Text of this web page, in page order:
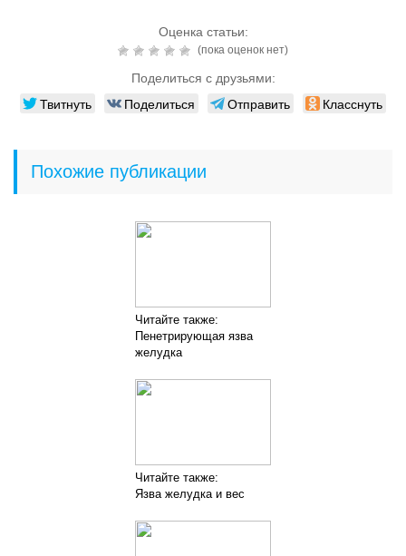
Оценка статьи:
(пока оценок нет)
Поделиться с друзьями:
Твитнуть Поделиться Отправить Класснуть
Похожие публикации
Читайте также:
Пенетрирующая язва
желудка
Читайте также:
Язва желудка и вес